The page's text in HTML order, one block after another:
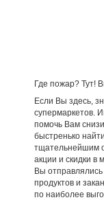
Где пожар? Тут!
Если Вы здесь,
супермаркетов.
помочь Вам
быстренько
тщательнейшим
акции и скидки в
Вы отправлялись
продуктов и
по наиболее